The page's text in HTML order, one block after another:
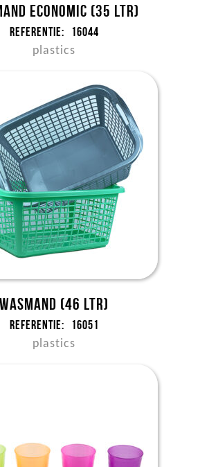
Economic (35 ltr)
Referentie: 16044
plastics
Wasmand (46 ltr)
Referentie: 16051
plastics